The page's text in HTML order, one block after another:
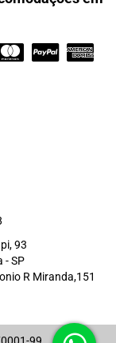
93
- SP
R Miranda,151
99